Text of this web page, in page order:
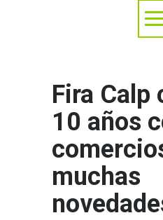
Fira Calp
10 años
muchas